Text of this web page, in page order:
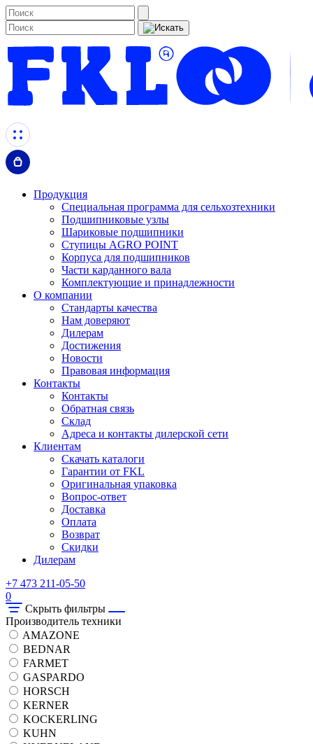
Продукция
Специальная программа для сельхозтехники
Подшипниковые узлы
Шариковые подшипники
Ступицы AGRO POINT
Корпуса для подшипников
Части карданного вала
Комплектующие и принадлежности
О компании
Стандарты качества
Нам доверяют
Дилерам
Достижения
Новости
Правовая информация
Контакты
Контакты
Обратная связь
Склад
Адреса и контакты дилерской сети
Клиентам
Скачать каталоги
Гарантии от FKL
Оригинальная упаковка
Вопрос-ответ
Доставка
Оплата
Возврат
Скидки
Дилерам
+7 473 211-05-50
0
Скрыть фильтры
Производитель техники
AMAZONE
BEDNAR
FARMET
GASPARDO
HORSCH
KERNER
KOCKERLING
KUHN